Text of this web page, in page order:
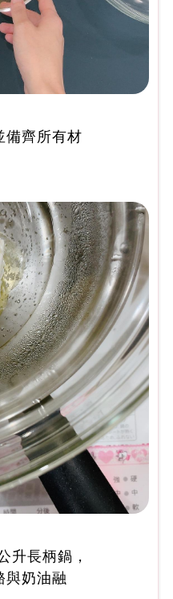
備齊所有材
升長柄鍋，
與奶油融